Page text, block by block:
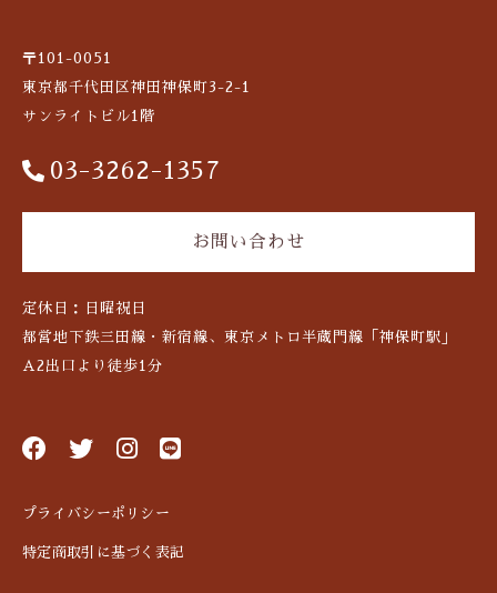
〒101-0051
東京都千代田区神田神保町3-2-1
サンライトビル1階
03-3262-1357
お問い合わせ
定休日：日曜祝日
都営地下鉄三田線・新宿線、東京メトロ半蔵門線「神保町駅」
A2出口より徒歩1分
プライバシーポリシー
特定商取引に基づく表記